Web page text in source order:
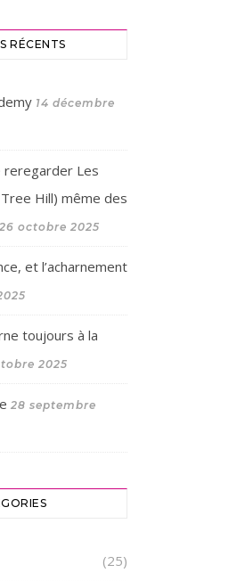
RÉCENTS
14 décembre
reregarder Les
Hill) même des
26 octobre 2025
et l’acharnement
toujours à la
2025
28 septembre
(25)